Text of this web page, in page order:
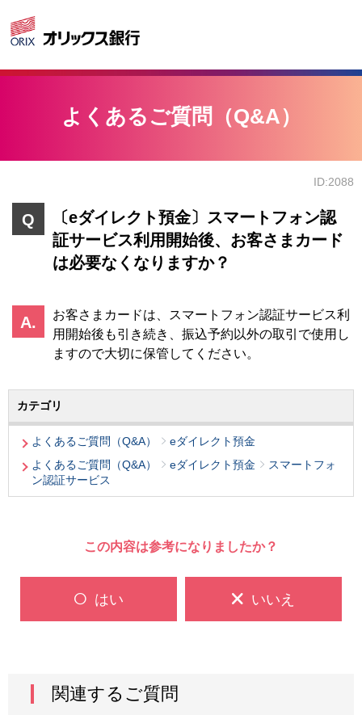
よくあるご質問（Q&A）
ID:2088
〔eダイレクト預金〕スマートフォン認
証サービス利用開始後、お客さまカード
は必要なくなりますか？
お客さまカードは、スマートフォン認証サービス利
用開始後も引き続き、振込予約以外の取引で使用し
ますので大切に保管してください。
カテゴリ
よくあるご質問（Q&A）
eダイレクト預金
よくあるご質問（Q&A）
eダイレクト預金
スマートフォ
ン認証サービス
この内容は参考になりましたか？
はい いいえ
関連するご質問